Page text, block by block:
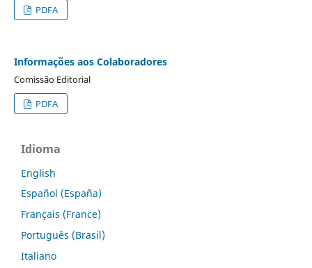
PDFA
Informações aos Colaboradores
Comissão Editorial
PDFA
Idioma
English
Español (España)
Français (France)
Português (Brasil)
Italiano